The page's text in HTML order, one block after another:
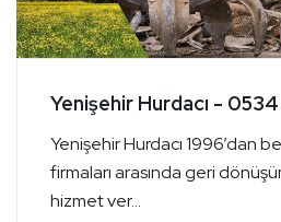
Yenişehir Hurdacı - 0534
Yenişehir Hurdacı 1996’dan
firmaları arasında geri
hizmet ver...